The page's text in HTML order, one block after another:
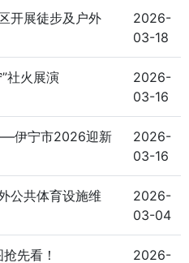
开展徒步及户外
2026-
03-18
社火展演
2026-
03-16
伊宁市2026迎新
2026-
03-16
公共体育设施维
2026-
03-04
先看！
2026-